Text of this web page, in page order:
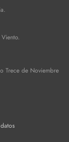
Trece de Noviembre